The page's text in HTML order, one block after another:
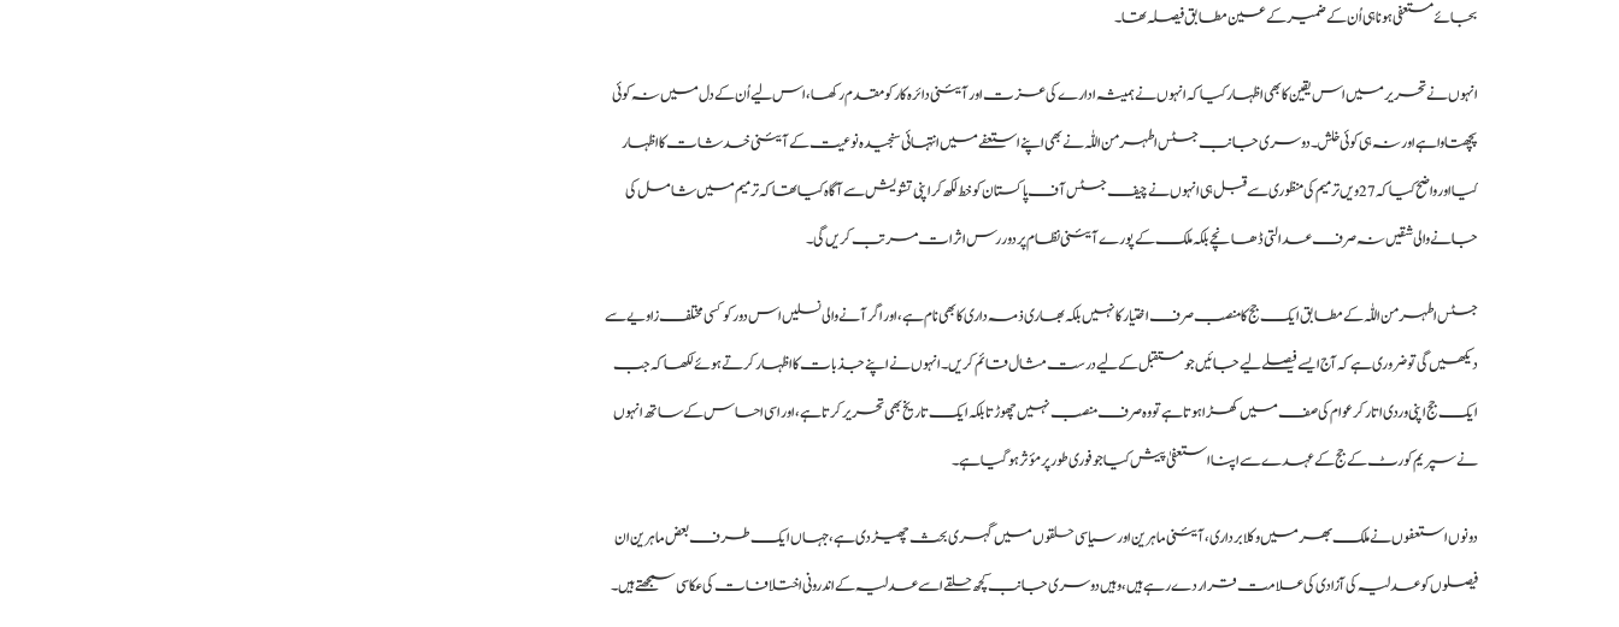
بجائے مستعفی ہونا ہی اُن کے ضمیر کے عین مطابق فیصلہ تھا۔
انہوں نے تحریر میں اس یقین کا بھی اظہار کیا کہ انہوں نے ہمیشہ ادارے کی عزت اور آئینی دائرہ کار کو مقدم رکھا، اس لیے اُن کے دل میں نہ کوئی
پچھتاوا ہے اور نہ ہی کوئی خلش۔ دوسری جانب جسٹس اطہر من اللّٰہ نے بھی اپنے استعفے میں انتہائی سنجیدہ نوعیت کے آئینی خدشات کا اظہار
کیا اور واضح کیا کہ 27 ویں ترمیم کی منظوری سے قبل ہی انہوں نے چیف جسٹس آف پاکستان کو خط لکھ کر اپنی تشویش سے آگاہ کیا تھا کہ ترمیم میں شامل کی
جانے والی شقیں نہ صرف عدالتی ڈھانچے بلکہ ملک کے پورے آئینی نظام پر دور رس اثرات مرتب کریں گی۔
جسٹس اطہر من اللّٰہ کے مطابق ایک جج کا منصب صرف اختیار کا نہیں بلکہ بھاری ذمہ داری کا بھی نام ہے، اور اگر آنے والی نسلیں اس دور کو کسی مختلف زاویے سے
دیکھیں گی تو ضروری ہے کہ آج ایسے فیصلے لیے جائیں جو مستقبل کے لیے درست مثال قائم کریں۔ انہوں نے اپنے جذبات کا اظہار کرتے ہوئے لکھا کہ جب
ایک جج اپنی وردی اتار کر عوام کی صف میں کھڑا ہوتا ہے تو وہ صرف منصب نہیں چھوڑتا بلکہ ایک تاریخ بھی تحریر کرتا ہے، اور اسی احساس کے ساتھ انہوں
نے سپریم کورٹ کے جج کے عہدے سے اپنا استعفیٰ پیش کیا جو فوری طور پر مؤثر ہو گیا ہے۔
دونوں استعفوں نے ملک بھر میں وکلا برداری، آئینی ماہرین اور سیاسی حلقوں میں گہری بحث چھیڑ دی ہے، جہاں ایک طرف بعض ماہرین ان
فیصلوں کو عدلیہ کی آزادی کی علامت قرار دے رہے ہیں، وہیں دوسری جانب کچھ حلقے اسے عدلیہ کے اندرونی اختلافات کی عکاسی سمجھتے ہیں۔